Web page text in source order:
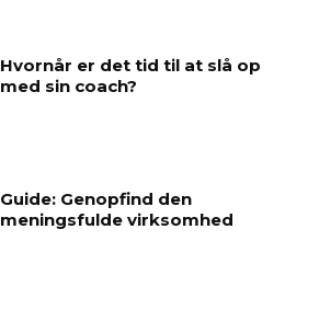
Hvornår er det tid til at slå op
med sin coach?
Guide: Genopfind den
meningsfulde virksomhed